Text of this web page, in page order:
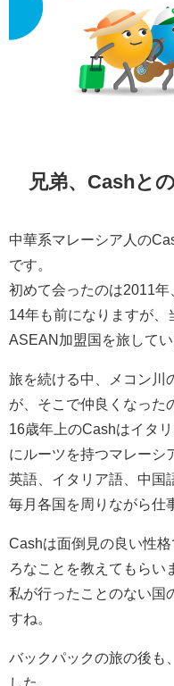
兄弟、Cashと
中華系マレーシア人の
です。
初めて会ったのは2011年
14年も前になりますが、
ASEAN加盟国を旅してい
旅を続ける中、メコン川
が、そこで仲良くなった
16歳年上のCashはイタ
にルーツを持つマレーシ
英語、イタリア語、中国
毎月各国を周りながら仕
Cashは面倒見の良い性
ろなことを教えてもらい
私が行ったことのない国
すね。
バックパックの旅の後も
した。